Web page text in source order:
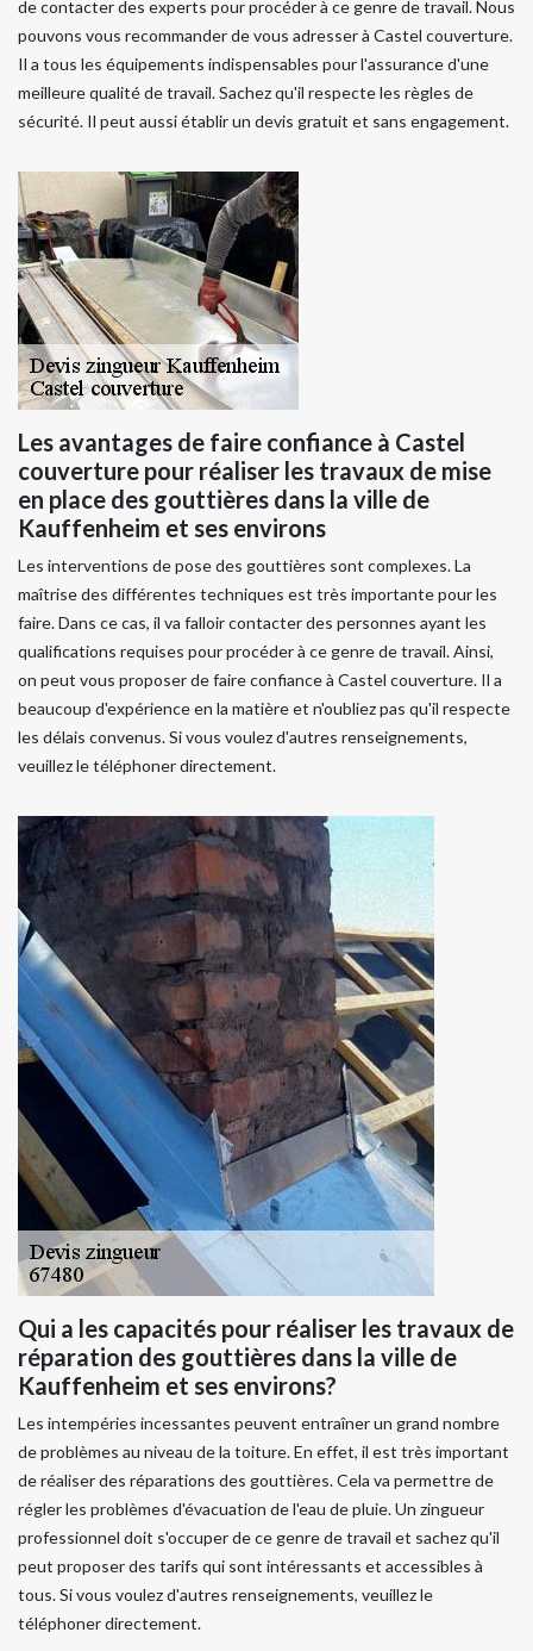
de contacter des experts pour procéder à ce genre de travail. Nous
pouvons vous recommander de vous adresser à Castel couverture.
Il a tous les équipements indispensables pour l'assurance d'une
meilleure qualité de travail. Sachez qu'il respecte les règles de
sécurité. Il peut aussi établir un devis gratuit et sans engagement.
Les avantages de faire confiance à Castel
couverture pour réaliser les travaux de mise
en place des gouttières dans la ville de
Kauffenheim et ses environs
Les interventions de pose des gouttières sont complexes. La
maîtrise des différentes techniques est très importante pour les
faire. Dans ce cas, il va falloir contacter des personnes ayant les
qualifications requises pour procéder à ce genre de travail. Ainsi,
on peut vous proposer de faire confiance à Castel couverture. Il a
beaucoup d'expérience en la matière et n'oubliez pas qu'il respecte
les délais convenus. Si vous voulez d'autres renseignements,
veuillez le téléphoner directement.
Qui a les capacités pour réaliser les travaux de
réparation des gouttières dans la ville de
Kauffenheim et ses environs?
Les intempéries incessantes peuvent entraîner un grand nombre
de problèmes au niveau de la toiture. En effet, il est très important
de réaliser des réparations des gouttières. Cela va permettre de
régler les problèmes d'évacuation de l'eau de pluie. Un zingueur
professionnel doit s'occuper de ce genre de travail et sachez qu'il
peut proposer des tarifs qui sont intéressants et accessibles à
tous. Si vous voulez d'autres renseignements, veuillez le
téléphoner directement.